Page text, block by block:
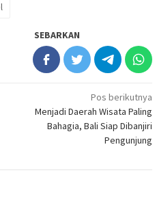
SEBARKAN
Pos berikutnya
Menjadi Daerah Wisata Paling
Bahagia, Bali Siap Dibanjiri
Pengunjung